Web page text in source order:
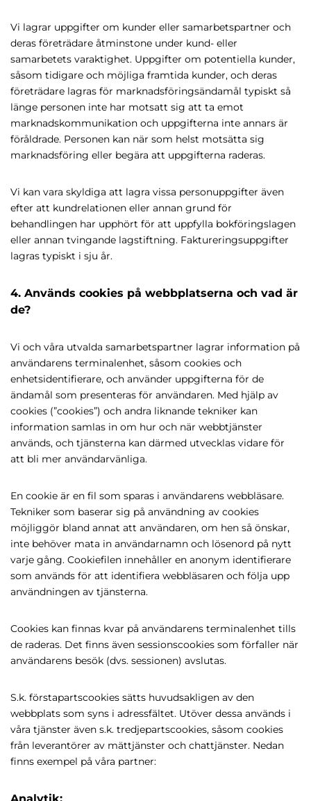
Vi lagrar uppgifter om kunder eller samarbetspartner och
deras företrädare åtminstone under kund- eller
samarbetets varaktighet. Uppgifter om potentiella kunder,
såsom tidigare och möjliga framtida kunder, och deras
företrädare lagras för marknadsföringsändamål typiskt så
länge personen inte har motsatt sig att ta emot
marknadskommunikation och uppgifterna inte annars är
föråldrade. Personen kan när som helst motsätta sig
marknadsföring eller begära att uppgifterna raderas.
Vi kan vara skyldiga att lagra vissa personuppgifter även
efter att kundrelationen eller annan grund för
behandlingen har upphört för att uppfylla bokföringslagen
eller annan tvingande lagstiftning. Faktureringsuppgifter
lagras typiskt i sju år.
4. Används cookies på webbplatserna och vad är
de?
Vi och våra utvalda samarbetspartner lagrar information på
användarens terminalenhet, såsom cookies och
enhetsidentifierare, och använder uppgifterna för de
ändamål som presenteras för användaren. Med hjälp av
cookies (”cookies”) och andra liknande tekniker kan
information samlas in om hur och när webbtjänster
används, och tjänsterna kan därmed utvecklas vidare för
att bli mer användarvänliga.
En cookie är en fil som sparas i användarens webbläsare.
Tekniker som baserar sig på användning av cookies
möjliggör bland annat att användaren, om hen så önskar,
inte behöver mata in användarnamn och lösenord på nytt
varje gång. Cookiefilen innehåller en anonym identifierare
som används för att identifiera webbläsaren och följa upp
användningen av tjänsterna.
Cookies kan finnas kvar på användarens terminalenhet tills
de raderas. Det finns även sessionscookies som förfaller när
användarens besök (dvs. sessionen) avslutas.
S.k. förstapartscookies sätts huvudsakligen av den
webbplats som syns i adressfältet. Utöver dessa används i
våra tjänster även s.k. tredjepartscookies, såsom cookies
från leverantörer av mättjänster och chattjänster. Nedan
finns exempel på våra partner: